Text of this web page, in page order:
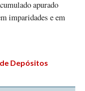
apurado
imparidades e em
Depósitos